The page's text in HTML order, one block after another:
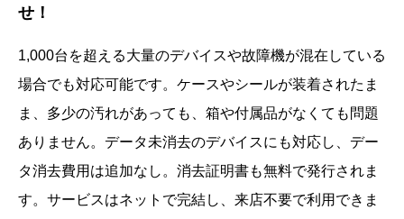
せ！
1,000台を超える大量のデバイスや故障機が混在している
場合でも対応可能です。ケースやシールが装着されたま
ま、多少の汚れがあっても、箱や付属品がなくても問題
ありません。データ未消去のデバイスにも対応し、デー
タ消去費用は追加なし。消去証明書も無料で発行されま
す。サービスはネットで完結し、来店不要で利用できま